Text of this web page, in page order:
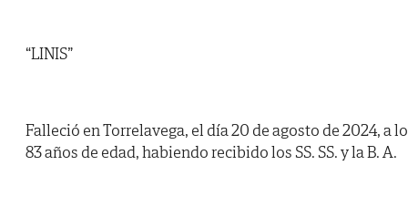
“LINIS”
Falleció en Torrelavega, el día 20 de agosto de 2024, a
83 años de edad, habiendo recibido los SS. SS. y la B. A.